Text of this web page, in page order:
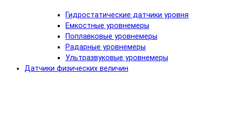
Гидростатические датчики уровня
Емкостные уровнемеры
Поплавковые уровнемеры
Радарные уровнемеры
Ультразвуковые уровнемеры
Датчики физических величин